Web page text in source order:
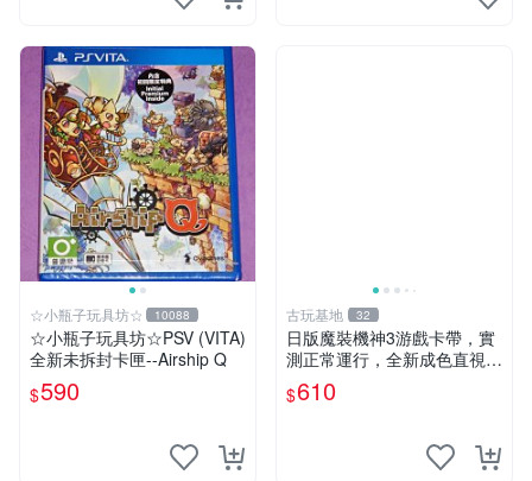
☆小瓶子玩具坊☆ 10088
☆小瓶子玩具坊☆PSV (VITA)
全新未拆封卡匣--Airship Q
$590
古玩基地 32
日版魔裝機神3游戲卡帶，實
測正常運行，全新成色直視無
遺漏 魔裝機神3 日版 游戲卡
帶 日文版 新品
$610